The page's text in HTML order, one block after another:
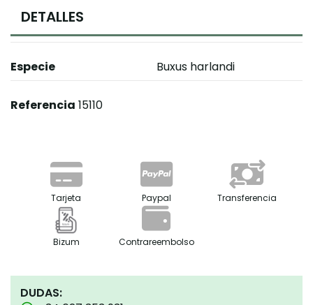
DETALLES
Especie Buxus harlandi
Referencia 15110
Tarjeta Paypal Transferencia
Bizum Contrareembolso
DUDAS: